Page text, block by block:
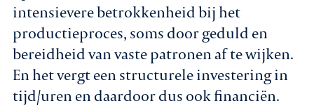
intensievere betrokkenheid bij het
productieproces, soms door geduld en
bereidheid van vaste patronen af te wijken.
En het vergt een structurele investering in
tijd/uren en daardoor dus ook financiën.